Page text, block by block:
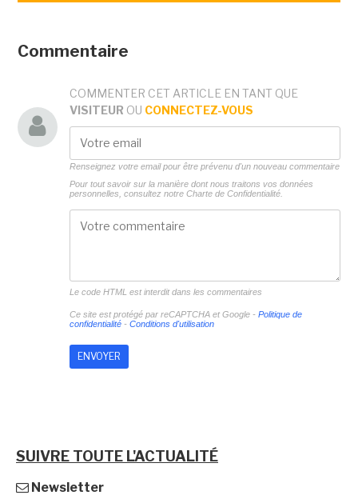
Commentaire
COMMENTER CET ARTICLE EN TANT QUE
VISITEUR OU CONNECTEZ-VOUS
Renseignez votre email pour être prévenu d'un nouveau commentaire
Pour tout savoir sur la manière dont nous traitons vos données
personnelles, consultez notre Charte de Confidentialité.
Le code HTML est interdit dans les commentaires
Ce site est protégé par reCAPTCHA et Google - Politique de
confidentialité- Conditions d'utilisation
SUIVRE TOUTE L'ACTUALITÉ
Newsletter